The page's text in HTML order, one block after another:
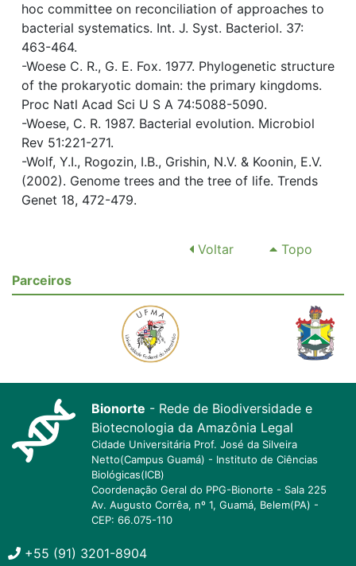
hoc committee on reconciliation of approaches to
bacterial systematics. Int. J. Syst. Bacteriol. 37:
463-464.
-Woese C. R., G. E. Fox. 1977. Phylogenetic structure
of the prokaryotic domain: the primary kingdoms.
Proc Natl Acad Sci U S A 74:5088-5090.
-Woese, C. R. 1987. Bacterial evolution. Microbiol
Rev 51:221-271.
-Wolf, Y.I., Rogozin, I.B., Grishin, N.V. & Koonin, E.V.
(2002). Genome trees and the tree of life. Trends
Genet 18, 472-479.
Voltar
Topo
Parceiros
Bionorte - Rede de Biodiversidade e
Biotecnologia da Amazônia Legal
Cidade Universitária Prof. José da Silveira
Netto(Campus Guamá) - Instituto de Ciências
Biológicas(ICB)
Coordenação Geral do PPG-Bionorte - Sala 225
Av. Augusto Corrêa, nº 1, Guamá, Belem(PA) -
CEP: 66.075-110
+55 (91) 3201-8904